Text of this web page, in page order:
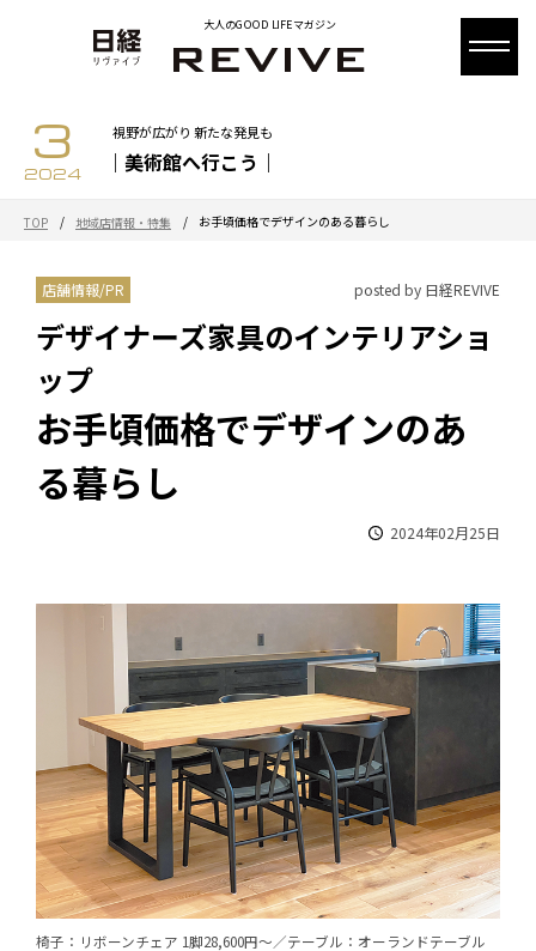
大人のGOOD LIFEマガジン
3
2024
視野が広がり 新たな発見も
｜美術館へ行こう｜
TOP / 地域店情報・特集 / お手頃価格でデザインのある暮らし
店舗情報/PR posted by 日経REVIVE
デザイナーズ家具のインテリアショ
ップ
お手頃価格でデザインのあ
る暮らし
2024年02月25日
椅子：リボーンチェア 1脚28,600円～／テーブル：オーランドテーブル